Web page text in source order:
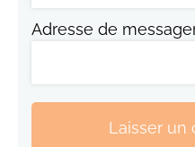
Adresse de
Laisser un